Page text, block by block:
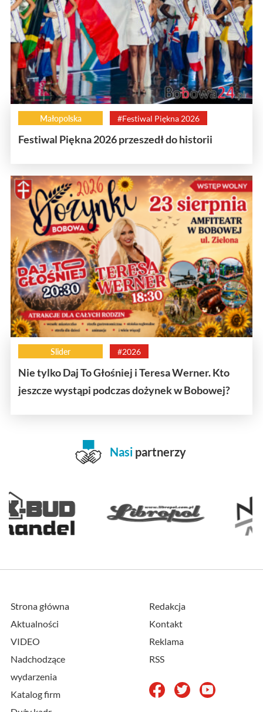
Małopolska #Festiwal Piękna 2026
Festiwal Piękna 2026 przeszedł do historii
Slider #2026
Nie tylko Daj To Głośniej i Teresa Werner. Kto
jeszcze wystąpi podczas dożynek w Bobowej?
Nasi partnerzy
Strona główna
Aktualności
VIDEO
Nadchodzące
wydarzenia
Katalog firm
Redakcja
Kontakt
Reklama
RSS